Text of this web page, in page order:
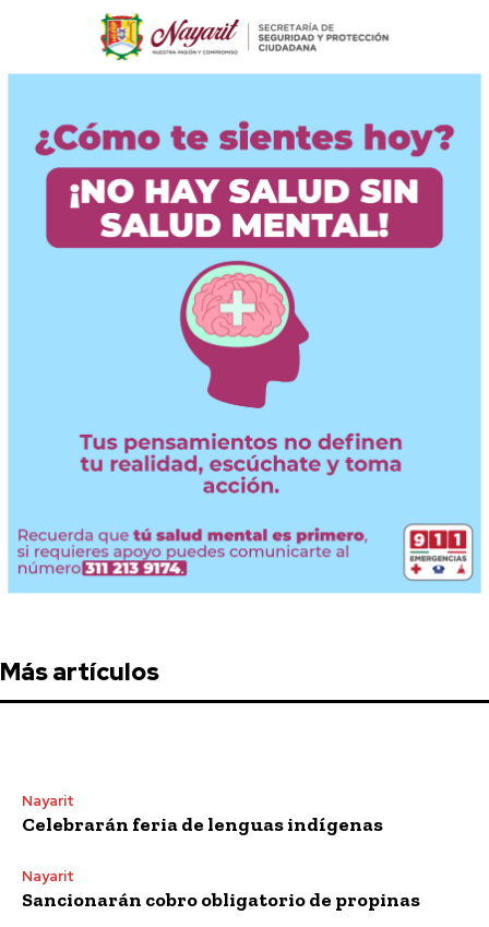
Más artículos
Nayarit
Celebrarán feria de lenguas indígenas
Nayarit
Sancionarán cobro obligatorio de propinas